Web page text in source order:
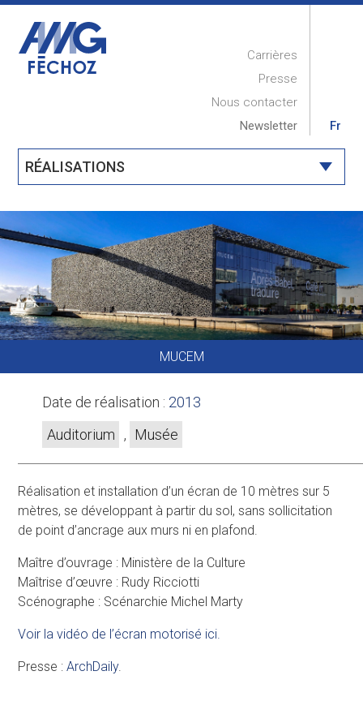
Carrières
Presse
Nous contacter
Newsletter
Fr
RÉALISATIONS
PRESENTATION
RÉALISATIONS
COMPÉTENCES
MAINTENANCE
MUCEM
Date de réalisation : 2013
Auditorium
, Musée
Réalisation et installation d’un écran de 10 mètres sur 5
mètres, se développant à partir du sol, sans sollicitation
de point d’ancrage aux murs ni en plafond.
Maître d’ouvrage : Ministère de la Culture
Maîtrise d’œuvre : Rudy Ricciotti
Scénographe : Scénarchie Michel Marty
Voir la vidéo de l’écran motorisé ici.
Presse :ArchDaily.